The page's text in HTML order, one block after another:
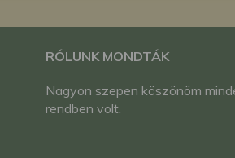
RÓLUNK MONDTÁK
Nagyon szepen köszönöm
rendben volt.